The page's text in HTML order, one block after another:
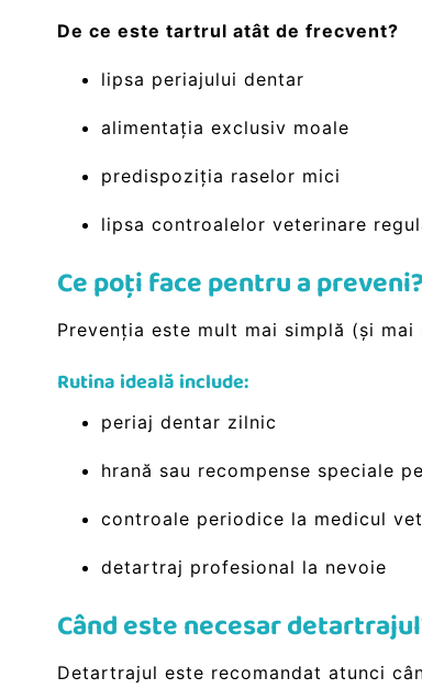
De ce este tartrul atât de frecvent?
lipsa periajului dentar
alimentația exclusiv moale
predispoziția raselor mici
lipsa controalelor veterinare
Ce poți face pentru a
Prevenția este mult mai simplă (și
Rutina ideală include:
periaj dentar zilnic
hrană sau recompense speciale
controale periodice la medicul
detartraj profesional la nevoie
Când este necesar
Detartrajul este recomandat atunci